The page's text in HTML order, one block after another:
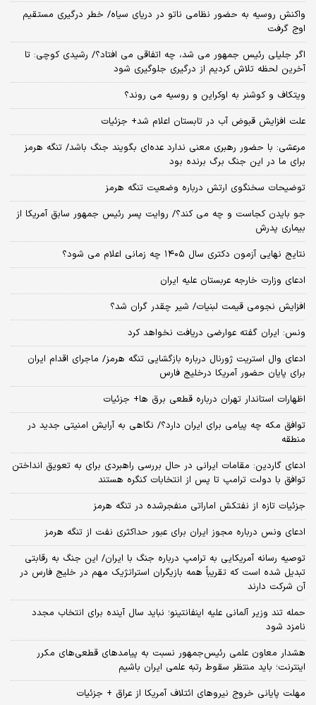
واکنش روسیه به حضور نظامی ناتو در دریای سیاه/ خطر درگیری مستقیم
اوج گرفت
اگر جلیلی رئیس جمهور می شد، چه اتفاقی می افتاد؟/ رشیدی کوچی: تا
آخرین لحظه تلاش کردیم از درگیری جلوگیری شود
ویتکاف و کوشنر به اوکراین و روسیه می روند؟
علت افزایش قبوض آب در تابستان اعلام شد+ جزئیات
مرعشی: با حضور رهبری معنی ندارد عده‌ای بگویند جنگ باشد/ تنگه هرمز
برای ما در این جنگ برگ برنده بود
توضیحات سخنگوی ارتش درباره وضعیت تنگه هرمز
جو بایدن کجاست و چه می کند؟/ روایت پسر رئیس جمهور سابق آمریکا از
بیماری پدرش
نتایج نهایی آزمون دکتری سال ۱۴۰۵ چه زمانی اعلام می شود؟
ادعای وزارت خارجه عربستان علیه ایران
افزایش نجومی قیمت لبنیات/ شیر چقدر گران شد؟
ونس: ایران گفته عوارضی دریافت نخواهد کرد
ادعای وال استریت ژورنال درباره بازگشایی تنگه هرمز/ ماجرای اقدام ایران
برای پایان حضور آمریکا درخلیج فارس
اظهارات استاندار تهران درباره قطعی برق ها+ جزئیات
توافق مکه چه پیامی برای ایران دارد؟/ نگاهی به آرایش امنیتی جدید در
منطقه
ادعای گاردین: مقامات ایرانی در حال بررسی راهبردی برای به تعویق انداختن
توافق با دولت ترامپ تا پس از انتخابات کنگره هستند
جزئیات تازه از نفتکش اماراتی منفجرشده در تنگه هرمز
ادعای ونس درباره مجوز ایران برای عبور حداکثری نفت از تنگه هرمز
توصیه رسانه آمریکایی به ترامپ درباره جنگ با ایران/ این جنگ به رقابتی
تبدیل شده است که تقریباً همه بازیگران استراتژیک مهم در خلیج فارس در
آن شرکت دارند
حمله تند وزیر آلمانی علیه اینفانتینو؛ نباید سال آینده برای انتخاب مجدد
نامزد شود
هشدار معاون علمی رئیس‌جمهور نسبت به پیامدهای قطعی‌های مکرر
اینترنت؛ باید منتظر سقوط رتبه علمی ایران باشیم
مهلت پایانی خروج نیروهای ائتلاف آمریکا از عراق + جزئیات